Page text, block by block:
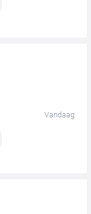
Vandaag